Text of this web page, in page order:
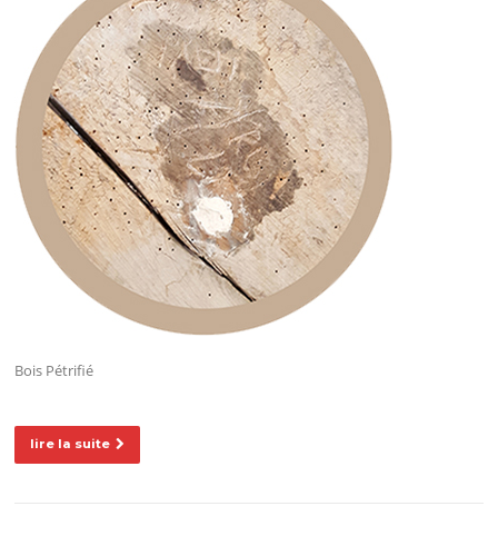
Bois Pétrifié
lire la suite